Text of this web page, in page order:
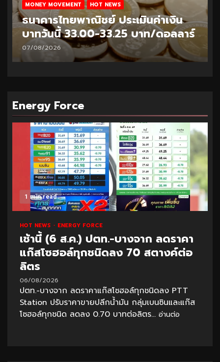
MONEY MOVEMENT HOT NEWS
ธนาคารไทยพาณิชย์ ประเมินค่าเงิน
บาทวันนี้ 33.00-33.25 บาท/ดอลลาร์
07/08/2026
Energy Force
1 min read
HOT NEWS ENERGY FORCE
เช้านี้ (6 ส.ค.) ปตท.-บางจาก ลดราคา
แก๊สโซฮอล์ทุกชนิดลง 70 สตางค์ต่อ
ลิตร
06/08/2026
ปตท.-บางจาก ลดราคาแก๊สโซฮอล์ทุกชนิดลง PTT
Station ปรับราคาขายปลีกน้ำมัน กลุ่มเบนซินและแก๊ส
โซฮอล์ทุกชนิด ลดลง 0.70 บาทต่อลิตร... อ่านต่อ